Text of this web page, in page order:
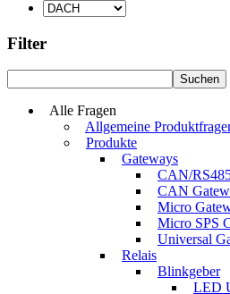
Filter
Alle Fragen
Allgemeine
Produkte
Gateways
CAN/
CAN
Micro
Micro SPS
Universal
Relais
Blinkgeber
LED